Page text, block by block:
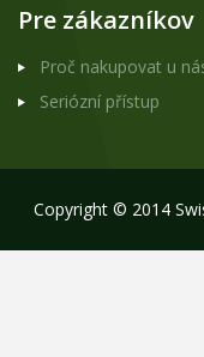
Pre zákazníkov
Proč nakupovat u
Seriózní přístup
Copyright © 2014